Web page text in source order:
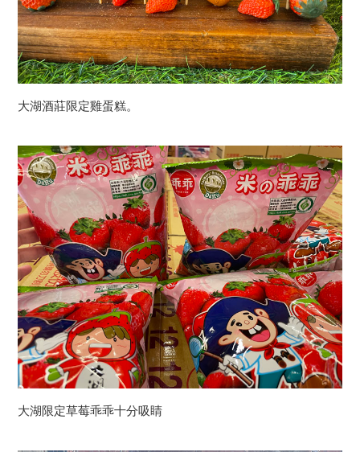
大湖酒莊限定雞蛋糕。
大湖限定草莓乖乖十分吸睛